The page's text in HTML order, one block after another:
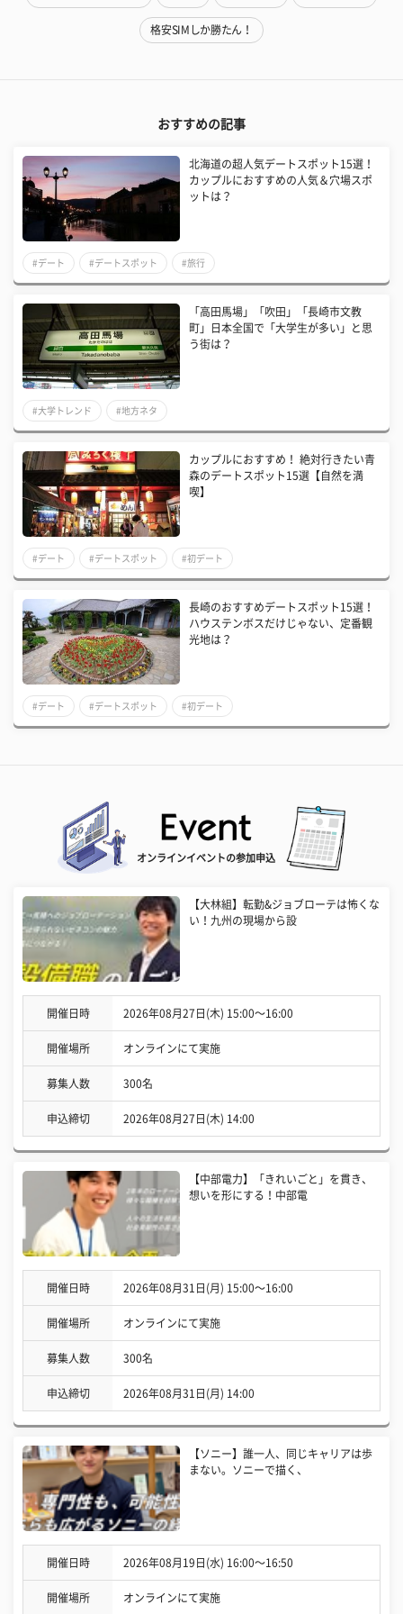
格安SIMしか勝たん！
おすすめの記事
北海道の超人気デートスポット15選！
カップルにおすすめの人気＆穴場スポ
ットは？
#デート #デートスポット #旅行
「高田馬場」「吹田」「長崎市文教
町」日本全国で「大学生が多い」と思
う街は？
#大学トレンド #地方ネタ
カップルにおすすめ！ 絶対行きたい青
森のデートスポット15選【自然を満
喫】
#デート #デートスポット #初デート
長崎のおすすめデートスポット15選！
ハウステンボスだけじゃない、定番観
光地は？
#デート #デートスポット #初デート
オンラインイベントの参加申込
【大林組】転勤&ジョブローテは怖くな
い！九州の現場から設
開催日時 2026年08月27日(木) 15:00〜16:00
開催場所 オンラインにて実施
募集人数 300名
申込締切 2026年08月27日(木) 14:00
【中部電力】「きれいごと」を貫き、
想いを形にする！中部電
開催日時 2026年08月31日(月) 15:00〜16:00
開催場所 オンラインにて実施
募集人数 300名
申込締切 2026年08月31日(月) 14:00
【ソニー】誰一人、同じキャリアは歩
まない。ソニーで描く、
開催日時 2026年08月19日(水) 16:00〜16:50
開催場所 オンラインにて実施